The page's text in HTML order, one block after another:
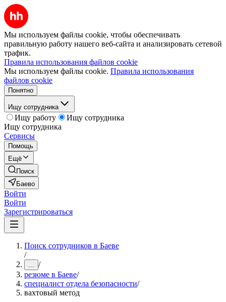
Мы используем файлы cookie, чтобы обеспечивать
правильную работу нашего веб-сайта и анализировать сетевой
трафик.
Правила использования файлов cookie
Мы используем файлы cookie. Правила использования
файлов cookie
Понятно
Ищу сотрудника
Ищу работу
Ищу сотрудника
Ищу сотрудника
Сервисы
Помощь
Ещё
Поиск
Баево
Войти
Войти
Зарегистрироваться
Поиск сотрудников в Баеве
/
... /
резюме в Баеве/
специалист отдела безопасности/
вахтовый метод